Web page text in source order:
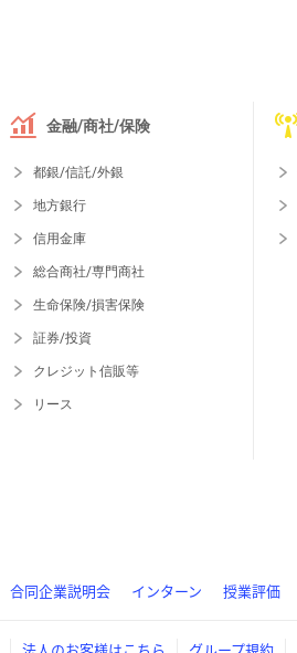
金融/商社/保険
都銀/信託/外銀
地方銀行
信用金庫
総合商社/専門商社
生命保険/損害保険
証券/投資
クレジット信販等
リース
合同企業説明会 インターン 授業評価